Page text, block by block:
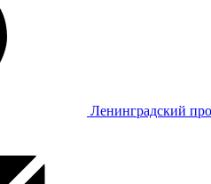
Ленинградский